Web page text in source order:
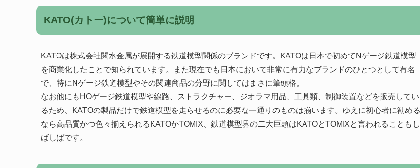
KATO(カトー)について簡単に説明
KATOは株式会社関水金属が展開する鉄道模型関係のブランドです。KATOは日本で初めてNゲージ鉄道模型
を商業化したことで知られています。また現在でも日本において非常に有力なブランドのひとつとして有名
で、特にNゲージ鉄道模型やその関連商品の分野に関してはまさに筆頭格。
なお他にもHOゲージ鉄道模型や線路、ストラクチャー、ジオラマ用品、工具類、制御装置などを販売してい
るため、KATOの製品だけで鉄道模型を走らせるのに必要な一通りのものは揃います。ゆえに初心者に勧める
なら高品質かつ色々揃えられるKATOかTOMIX、鉄道模型界の二大巨頭はKATOとTOMIXと言われることもし
ばしばです。